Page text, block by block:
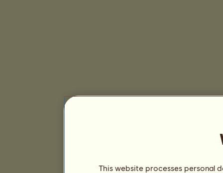
This website processes personal